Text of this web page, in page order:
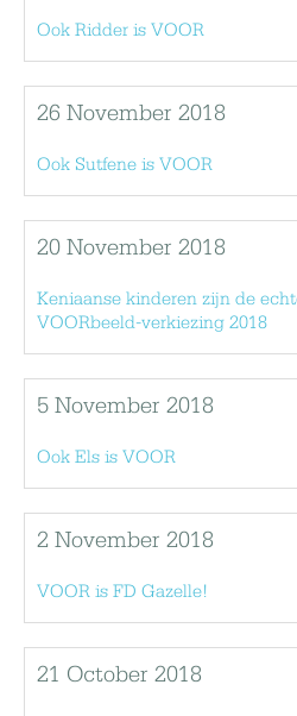
Ook Ridder is VOOR
26 November 2018
Ook Sutfene is VOOR
20 November 2018
Keniaanse kinderen zijn de
VOORbeeld-verkiezing 2018
5 November 2018
Ook Els is VOOR
2 November 2018
VOOR is FD Gazelle!
21 October 2018